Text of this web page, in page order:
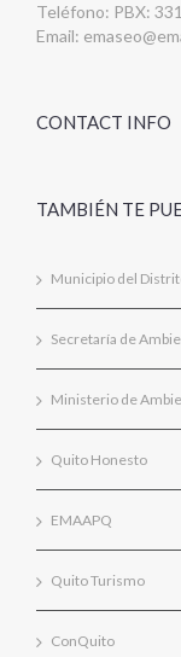
Teléfono: PBX:
Email:
CONTACT INFO
TAMBIÉN TE
Municipio del
Secretaría de
Ministerio de
Quito Honesto
EMAAPQ
Quito Turismo
ConQuito